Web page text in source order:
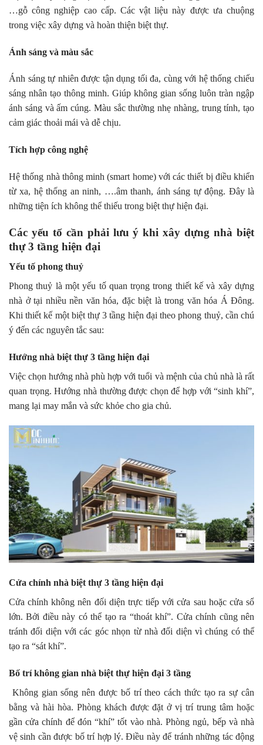
…gỗ công nghiệp cao cấp. Các vật liệu này được ưa chuộng
trong việc xây dựng và hoàn thiện biệt thự.
Ánh sáng và màu sắc
Ánh sáng tự nhiên được tận dụng tối đa, cùng với hệ thống chiếu
sáng nhân tạo thông minh. Giúp không gian sống luôn tràn ngập
ánh sáng và ấm cúng. Màu sắc thường nhẹ nhàng, trung tính, tạo
cảm giác thoải mái và dễ chịu.
Tích hợp công nghệ
Hệ thống nhà thông minh (smart home) với các thiết bị điều khiển
từ xa, hệ thống an ninh, ….âm thanh, ánh sáng tự động. Đây là
những tiện ích không thể thiếu trong biệt thự hiện đại.
Các yếu tố cần phải lưu ý khi xây dựng nhà biệt
thự 3 tầng hiện đại
Yếu tố phong thuỷ
Phong thuỷ là một yếu tố quan trọng trong thiết kế và xây dựng
nhà ở tại nhiều nền văn hóa, đặc biệt là trong văn hóa Á Đông.
Khi thiết kế một biệt thự 3 tầng hiện đại theo phong thuỷ, cần chú
ý đến các nguyên tắc sau:
Hướng nhà biệt thự 3 tầng hiện đại
Việc chọn hướng nhà phù hợp với tuổi và mệnh của chủ nhà là rất
quan trọng. Hướng nhà thường được chọn để hợp với “sinh khí”,
mang lại may mắn và sức khỏe cho gia chủ.
Cửa chính nhà biệt thự 3 tầng hiện đại
Cửa chính không nên đối diện trực tiếp với cửa sau hoặc cửa sổ
lớn. Bởi điều này có thể tạo ra “thoát khí”. Cửa chính cũng nên
tránh đối diện với các góc nhọn từ nhà đối diện vì chúng có thể
tạo ra “sát khí”.
Bố trí không gian nhà biệt thự hiện đại 3 tầng
Không gian sống nên được bố trí theo cách thức tạo ra sự cân
bằng và hài hòa. Phòng khách được đặt ở vị trí trung tâm hoặc
gần cửa chính để đón “khí” tốt vào nhà. Phòng ngủ, bếp và nhà
vệ sinh cần được bố trí hợp lý. Điều này để tránh những tác động